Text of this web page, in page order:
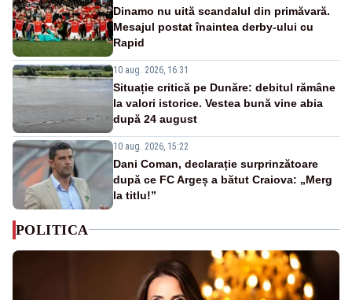
Dinamo nu uită scandalul din primăvară.
Mesajul postat înaintea derby-ului cu
Rapid
10 aug. 2026, 16:31
Situație critică pe Dunăre: debitul rămâne
la valori istorice. Vestea bună vine abia
după 24 august
10 aug. 2026, 15:22
Dani Coman, declarație surprinzătoare
după ce FC Argeș a bătut Craiova: „Merg
la titlu!”
POLITICA